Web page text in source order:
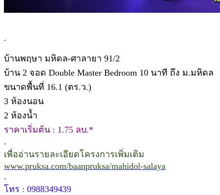
.
บ้านพฤษา มหิดล-ศาลายา 91/2
บ้าน 2 จอด Double Master Bedroom 10 นาที ถึง ม.มหิดล
ขนาดพื้นที่ 16.1 (ตร.ว.)
3 ห้องนอน
2 ห้องน้ำ
ราคาเริ่มต้น : 1.75 ลบ.*
.
เพื่ออ่านรายละเอียดโครงการเพิ่มเติม
www.pruksa.com/baanpruksa/mahidol-salaya
.
โทร : 0988349439